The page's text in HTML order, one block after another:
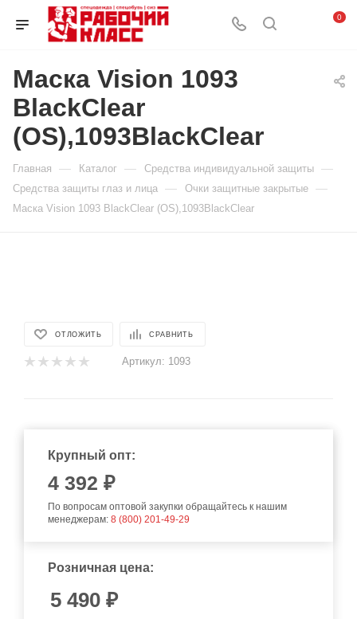
0
Маска Vision 1093
BlackClear
(OS),1093BlackClear
Главная — Каталог — Средства индивидуальной защиты —
Средства защиты глаз и лица — Очки защитные закрытые —
Маска Vision 1093 BlackClear (OS),1093BlackClear
ОТЛОЖИТЬ СРАВНИТЬ
Артикул: 1093
Крупный опт:
4 392 ₽
По вопросам оптовой закупки обращайтесь к нашим
менеджерам: 8 (800) 201-49-29
Розничная цена:
5 490 ₽